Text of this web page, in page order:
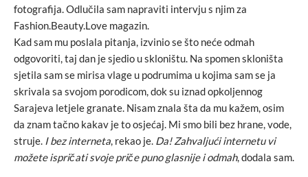
fotografija. Odlučila sam napraviti intervju s njim za
Fashion.Beauty.Love magazin.
Kad sam mu poslala pitanja, izvinio se što neće odmah
odgovoriti, taj dan je sjedio u skloništu. Na spomen skloništa
sjetila sam se mirisa vlage u podrumima u kojima sam se ja
skrivala sa svojom porodicom, dok su iznad opkoljennog
Sarajeva letjele granate. Nisam znala šta da mu kažem, osim
da znam tačno kakav je to osjećaj. Mi smo bili bez hrane, vode,
struje. I bez interneta, rekao je. Da! Zahvaljući internetu vi
možete ispričati svoje priče puno glasnije i odmah, dodala sam.